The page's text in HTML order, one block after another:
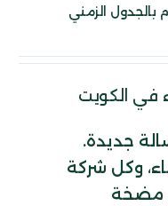
بالجدول الزمني
في الكويت
جديدة.
وكل شركة
مضخة